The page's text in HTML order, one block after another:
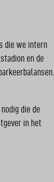
die we intern
en de
die de
in het